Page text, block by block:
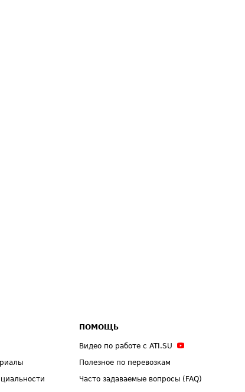
ПОМОЩЬ
Видео по работе с ATI.SU
Полезное по перевозкам
Часто задаваемые вопросы (FAQ)